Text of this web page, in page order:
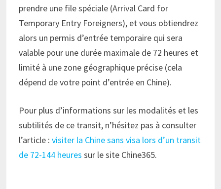
prendre une file spéciale (Arrival Card for
Temporary Entry Foreigners), et vous obtiendrez
alors un permis d’entrée temporaire qui sera
valable pour une durée maximale de 72 heures et
limité à une zone géographique précise (cela
dépend de votre point d’entrée en Chine).
Pour plus d’informations sur les modalités et les
subtilités de ce transit, n’hésitez pas à consulter
l’article :visiter la Chine sans visa lors d’un transit
de 72-144 heures sur le site Chine365.